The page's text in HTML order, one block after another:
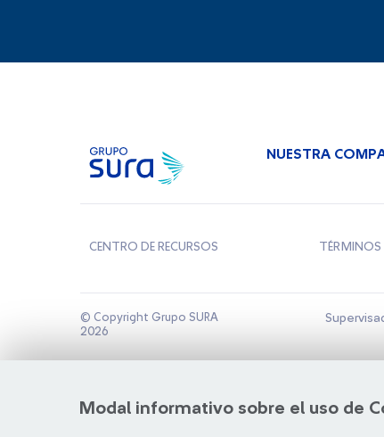
Modal informativo sobre el uso de
NUESTRA
CENTRO DE RECURSOS
© Copyright Grupo SURA
2026